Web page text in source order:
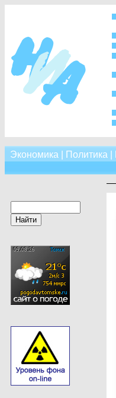
Экономика Политика